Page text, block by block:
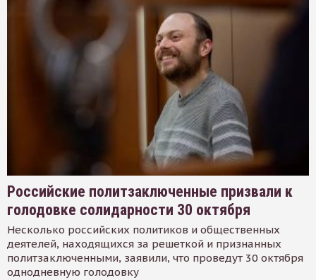
Российские политзаключенные призвали к
голодовке солидарности 30 октября
Несколько российских политиков и общественных
деятелей, находящихся за решеткой и признанных
политзаключенными, заявили, что проведут 30 октября
однодневную голодовку